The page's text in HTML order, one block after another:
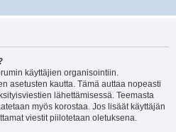
käyttäjien organisointiin.
asetusten kautta. Tämä auttaa nopeasti
lähettämisessä. Teemasta
myös korostaa. Jos lisäät käyttäjän
viestit piilotetaan oletuksena.